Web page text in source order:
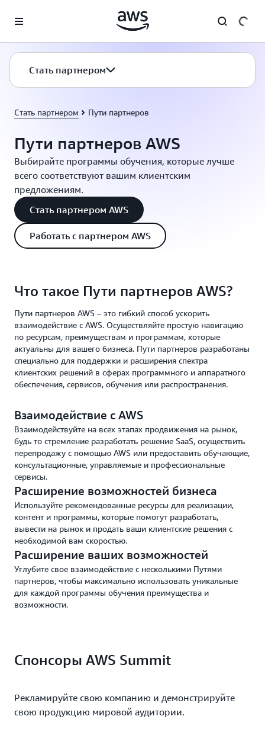
Перейти к главному контенту
Стать партнером
Стать партнером Пути партнеров
Пути партнеров AWS
Выбирайте программы обучения, которые лучше
всего соответствуют вашим клиентским
предложениям.
Стать партнером AWS
Работать с партнером AWS
Что такое Пути партнеров AWS?
Пути партнеров AWS – это гибкий способ ускорить
взаимодействие с AWS. Осуществляйте простую навигацию
по ресурсам, преимуществам и программам, которые
актуальны для вашего бизнеса. Пути партнеров разработаны
специально для поддержки и расширения спектра
клиентских решений в сферах программного и аппаратного
обеспечения, сервисов, обучения или распространения.
Взаимодействие с AWS
Взаимодействуйте на всех этапах продвижения на рынок,
будь то стремление разработать решение SaaS, осуществить
перепродажу с помощью AWS или предоставить обучающие,
консультационные, управляемые и профессиональные
сервисы.
Расширение возможностей бизнеса
Используйте рекомендованные ресурсы для реализации,
контент и программы, которые помогут разработать,
вывести на рынок и продать ваши клиентские решения с
необходимой вам скоростью.
Расширение ваших возможностей
Углубите свое взаимодействие с несколькими Путями
партнеров, чтобы максимально использовать уникальные
для каждой программы обучения преимущества и
возможности.
Спонсоры AWS Summit
Рекламируйте свою компанию и демонстрируйте
свою продукцию мировой аудитории.